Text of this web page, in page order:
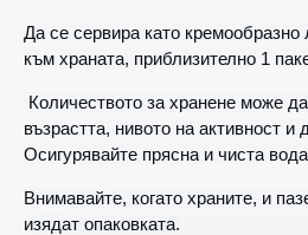
Да се сервира като кремообразно
към храната, приблизително 1
Количеството за хранене може да
възрастта, нивото на активност и
Осигурявайте прясна и чиста вода
Внимавайте, когато храните, и
изядат опаковката.